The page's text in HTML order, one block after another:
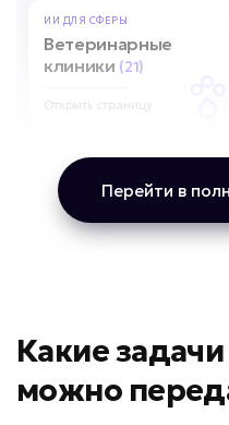
ИИ ДЛЯ СФЕРЫ
Ветеринарные
клиники (21)
Открыть страницу
Перейти в
Какие
можно